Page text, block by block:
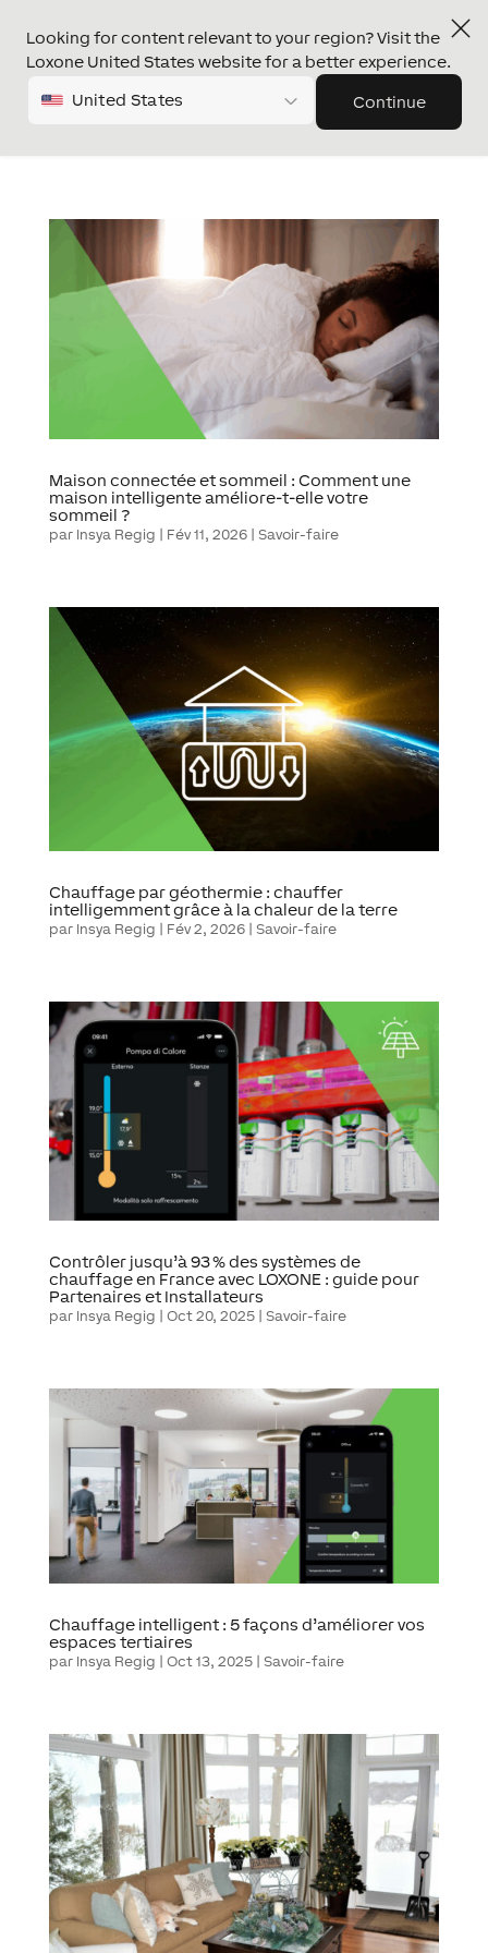
Looking for content relevant to your region? Visit the
Loxone United States website for a better experience.
United States Continue
Maison connectée et sommeil : Comment une
maison intelligente améliore-t-elle votre
sommeil ?
par Insya Regig | Fév 11, 2026| Savoir-faire
Chauffage par géothermie : chauffer
intelligemment grâce à la chaleur de la terre
par Insya Regig | Fév 2, 2026| Savoir-faire
Contrôler jusqu’à 93 % des systèmes de
chauffage en France avec LOXONE : guide pour
Partenaires et Installateurs
par Insya Regig Oct 20, 2025| Savoir-faire
Chauffage intelligent : 5 façons d’améliorer vos
espaces tertiaires
par Insya Regig Oct 13, 2025| Savoir-faire